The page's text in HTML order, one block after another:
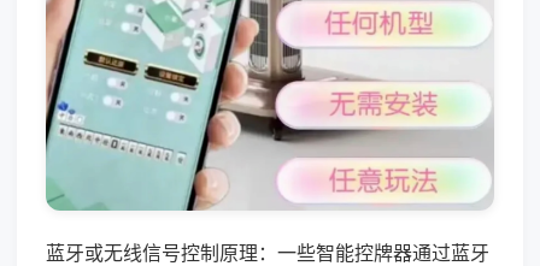
蓝牙或无线信号控制原理：一些智能控牌器通过蓝牙